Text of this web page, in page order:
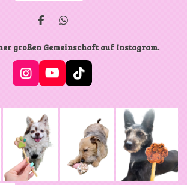
T
i
e
n
T
i
e
großen Gemeinschaft auf Instagram.
I
n
t
a
g
r
a
m
Y
o
T
i
k